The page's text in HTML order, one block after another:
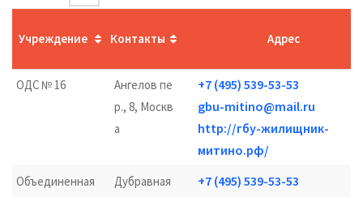
Учреждение Контакты Адрес
ОДС № 16
Ангелов пе
р., 8, Москв
а
+7 (495) 539-53-53
gbu-mitino@mail.ru
http://гбу-жилищник-
митино.рф/
Объединенная
Дубравная
+7 (495) 539-53-53